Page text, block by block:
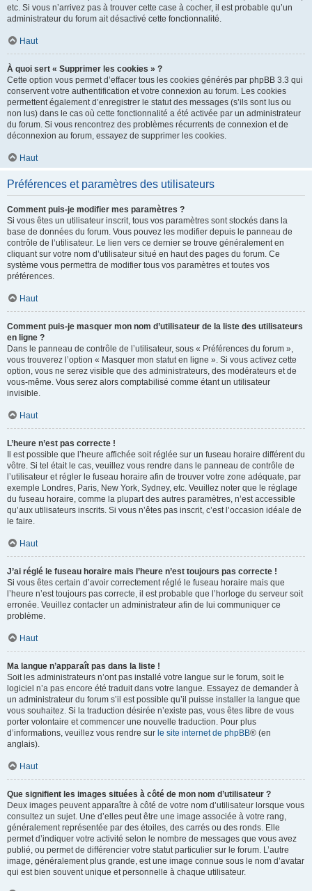
etc. Si vous n’arrivez pas à trouver cette case à cocher, il est probable qu’un
administrateur du forum ait désactivé cette fonctionnalité.
Haut
À quoi sert « Supprimer les cookies » ?
Cette option vous permet d’effacer tous les cookies générés par phpBB 3.3 qui
conservent votre authentification et votre connexion au forum. Les cookies
permettent également d’enregistrer le statut des messages (s’ils sont lus ou
non lus) dans le cas où cette fonctionnalité a été activée par un administrateur
du forum. Si vous rencontrez des problèmes récurrents de connexion et de
déconnexion au forum, essayez de supprimer les cookies.
Haut
Préférences et paramètres des utilisateurs
Comment puis-je modifier mes paramètres ?
Si vous êtes un utilisateur inscrit, tous vos paramètres sont stockés dans la
base de données du forum. Vous pouvez les modifier depuis le panneau de
contrôle de l’utilisateur. Le lien vers ce dernier se trouve généralement en
cliquant sur votre nom d’utilisateur situé en haut des pages du forum. Ce
système vous permettra de modifier tous vos paramètres et toutes vos
préférences.
Haut
Comment puis-je masquer mon nom d’utilisateur de la liste des utilisateurs
en ligne ?
Dans le panneau de contrôle de l’utilisateur, sous « Préférences du forum »,
vous trouverez l’option « Masquer mon statut en ligne ». Si vous activez cette
option, vous ne serez visible que des administrateurs, des modérateurs et de
vous-même. Vous serez alors comptabilisé comme étant un utilisateur
invisible.
Haut
L’heure n’est pas correcte !
Il est possible que l’heure affichée soit réglée sur un fuseau horaire différent du
vôtre. Si tel était le cas, veuillez vous rendre dans le panneau de contrôle de
l’utilisateur et régler le fuseau horaire afin de trouver votre zone adéquate, par
exemple Londres, Paris, New York, Sydney, etc. Veuillez noter que le réglage
du fuseau horaire, comme la plupart des autres paramètres, n’est accessible
qu’aux utilisateurs inscrits. Si vous n’êtes pas inscrit, c’est l’occasion idéale de
le faire.
Haut
J’ai réglé le fuseau horaire mais l’heure n’est toujours pas correcte !
Si vous êtes certain d’avoir correctement réglé le fuseau horaire mais que
l’heure n’est toujours pas correcte, il est probable que l’horloge du serveur soit
erronée. Veuillez contacter un administrateur afin de lui communiquer ce
problème.
Haut
Ma langue n’apparaît pas dans la liste !
Soit les administrateurs n’ont pas installé votre langue sur le forum, soit le
logiciel n’a pas encore été traduit dans votre langue. Essayez de demander à
un administrateur du forum s’il est possible qu’il puisse installer la langue que
vous souhaitez. Si la traduction désirée n’existe pas, vous êtes libre de vous
porter volontaire et commencer une nouvelle traduction. Pour plus
d’informations, veuillez vous rendre sur le site internet de phpBB® (en
anglais).
Haut
Que signifient les images situées à côté de mon nom d’utilisateur ?
Deux images peuvent apparaître à côté de votre nom d’utilisateur lorsque vous
consultez un sujet. Une d’elles peut être une image associée à votre rang,
généralement représentée par des étoiles, des carrés ou des ronds. Elle
permet d’indiquer votre activité selon le nombre de messages que vous avez
publié, ou permet de différencier votre statut particulier sur le forum. L’autre
image, généralement plus grande, est une image connue sous le nom d’avatar
qui est bien souvent unique et personnelle à chaque utilisateur.